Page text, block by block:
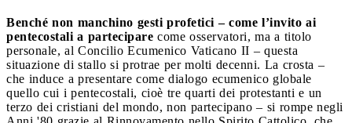
Benché non manchino gesti profetici – come l’invito ai
pentecostali a partecipare come osservatori, ma a titolo
personale, al Concilio Ecumenico Vaticano II – questa
situazione di stallo si protrae per molti decenni. La crosta –
che induce a presentare come dialogo ecumenico globale
quello cui i pentecostali, cioè tre quarti dei protestanti e un
terzo dei cristiani del mondo, non partecipano – si rompe negli